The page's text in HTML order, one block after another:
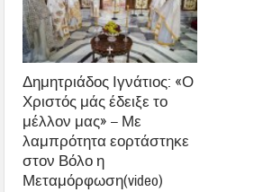
Δημητριάδος Ιγνάτιος: «Ο
Χριστός μάς έδειξε το
μέλλον μας» – Με
λαμπρότητα εορτάστηκε
στον Βόλο η
Μεταμόρφωση(video)